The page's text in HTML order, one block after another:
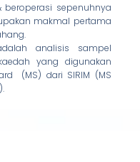
sepenuhnya
makmal pertama
analisis sampel
yang digunakan
(MS) dari SIRIM (MS